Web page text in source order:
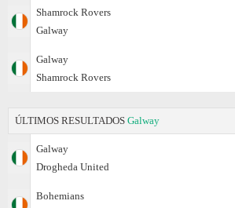
Shamrock Rovers
Galway
Galway
Shamrock Rovers
ÚLTIMOS RESULTADOS Galway
Galway
Drogheda United
Bohemians